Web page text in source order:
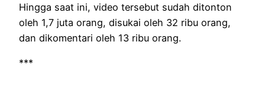
Hingga saat ini, video tersebut sudah ditonton
oleh 1,7 juta orang, disukai oleh 32 ribu orang,
dan dikomentari oleh 13 ribu orang.
***